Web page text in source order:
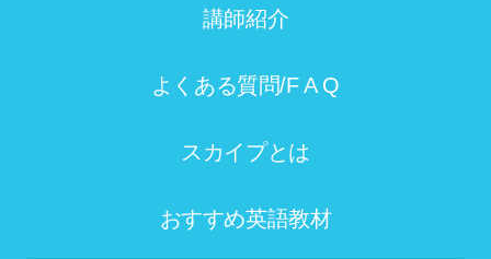
講師紹介
よくある質問/F A Q
スカイプとは
おすすめ英語教材